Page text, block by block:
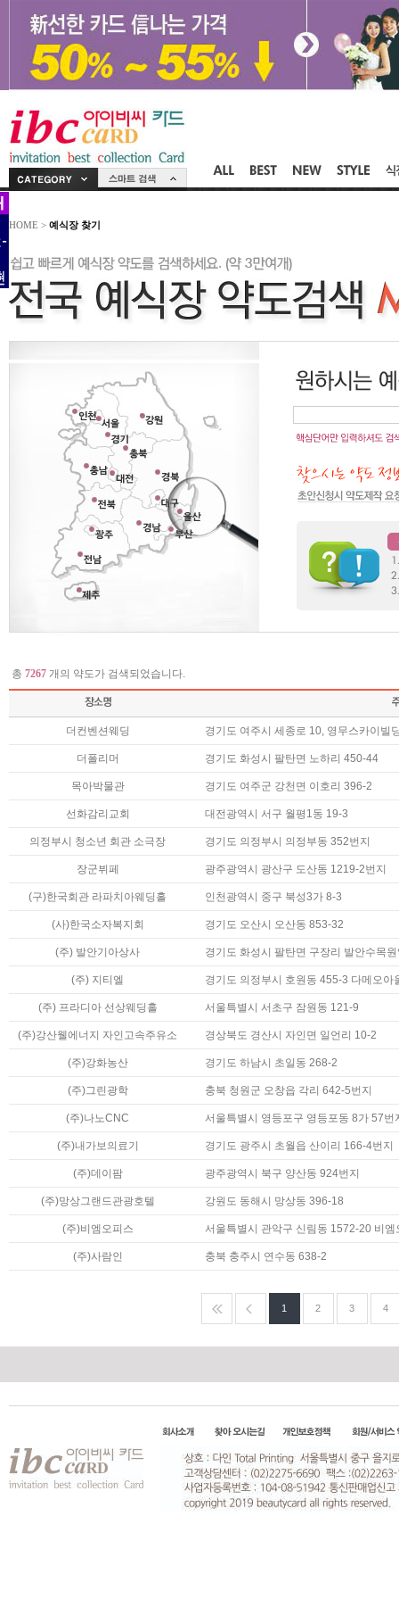
HOME > 예식장 찾기
총 7267 개의 약도가 검색되었습니다.
더컨벤션웨딩 경기도 여주시 세종로 10, 영무스카이빌
더폴리머 경기도 화성시 팔탄면 노하리 450-44
목아박물관 경기도 여주군 강천면 이호리 396-2
선화감리교회 대전광역시 서구 월평1동 19-3
의정부시 청소년 회관 소극장 경기도 의정부시 의정부동 352번지
장군뷔페 광주광역시 광산구 도산동 1219-2번지
(구)한국회관 라파치아웨딩홀 인천광역시 중구 북성3가 8-3
(사)한국소자복지회 경기도 오산시 오산동 853-32
(주) 발안기아상사 경기도 화성시 팔탄면 구장리 발안수목
(주) 지티엘 경기도 의정부시 호원동 455-3 다메오아
(주) 프라디아 선상웨딩홀 서울특별시 서초구 잠원동 121-9
(주)강산웰에너지 자인고속주유소 경상북도 경산시 자인면 일언리 10-2
(주)강화농산 경기도 하남시 초일동 268-2
(주)그린광학 충북 청원군 오창읍 각리 642-5번지
(주)나노CNC 서울특별시 영등포구 영등포동 8가 57번
(주)내가보의료기 경기도 광주시 초월읍 산이리 166-4번지
(주)데이팜 광주광역시 북구 양산동 924번지
(주)망상그랜드관광호텔 강원도 동해시 망상동 396-18
(주)비엠오피스 서울특별시 관악구 신림동 1572-20 비엠
(주)사람인 충북 충주시 연수동 638-2
1 2 3 4